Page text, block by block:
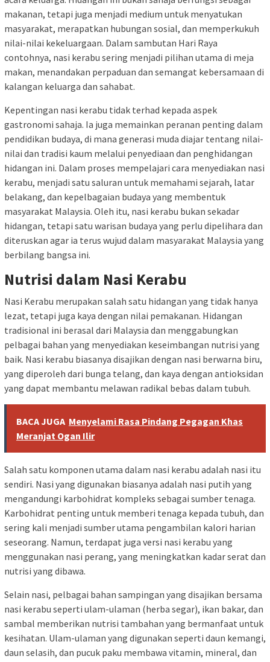
makanan, tetapi juga menjadi medium untuk menyatukan
masyarakat, merapatkan hubungan sosial, dan memperkukuh
nilai-nilai kekeluargaan. Dalam sambutan Hari Raya
contohnya, nasi kerabu sering menjadi pilihan utama di meja
makan, menandakan perpaduan dan semangat kebersamaan di
kalangan keluarga dan sahabat.
Kepentingan nasi kerabu tidak terhad kepada aspek
gastronomi sahaja. Ia juga memainkan peranan penting dalam
pendidikan budaya, di mana generasi muda diajar tentang nilai-
nilai dan tradisi kaum melalui penyediaan dan penghidangan
hidangan ini. Dalam proses mempelajari cara menyediakan nasi
kerabu, menjadi satu saluran untuk memahami sejarah, latar
belakang, dan kepelbagaian budaya yang membentuk
masyarakat Malaysia. Oleh itu, nasi kerabu bukan sekadar
hidangan, tetapi satu warisan budaya yang perlu dipelihara dan
diteruskan agar ia terus wujud dalam masyarakat Malaysia yang
berbilang bangsa ini.
Nutrisi dalam Nasi Kerabu
Nasi Kerabu merupakan salah satu hidangan yang tidak hanya
lezat, tetapi juga kaya dengan nilai pemakanan. Hidangan
tradisional ini berasal dari Malaysia dan menggabungkan
pelbagai bahan yang menyediakan keseimbangan nutrisi yang
baik. Nasi kerabu biasanya disajikan dengan nasi berwarna biru,
yang diperoleh dari bunga telang, dan kaya dengan antioksidan
yang dapat membantu melawan radikal bebas dalam tubuh.
BACA JUGA Menyelami Rasa Pindang Pegagan Khas
Meranjat Ogan Ilir
Salah satu komponen utama dalam nasi kerabu adalah nasi itu
sendiri. Nasi yang digunakan biasanya adalah nasi putih yang
mengandungi karbohidrat kompleks sebagai sumber tenaga.
Karbohidrat penting untuk memberi tenaga kepada tubuh, dan
sering kali menjadi sumber utama pengambilan kalori harian
seseorang. Namun, terdapat juga versi nasi kerabu yang
menggunakan nasi perang, yang meningkatkan kadar serat dan
nutrisi yang dibawa.
Selain nasi, pelbagai bahan sampingan yang disajikan bersama
nasi kerabu seperti ulam-ulaman (herba segar), ikan bakar, dan
sambal memberikan nutrisi tambahan yang bermanfaat untuk
kesihatan. Ulam-ulaman yang digunakan seperti daun kemangi,
daun selasih, dan pucuk paku membawa vitamin, mineral, dan